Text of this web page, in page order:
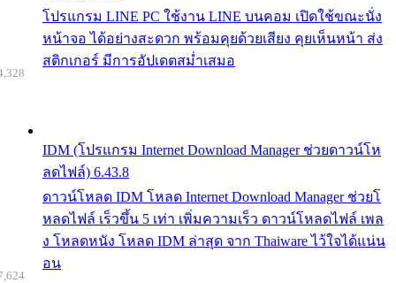
โปรแกรม LINE PC ใช้งาน LINE บนคอม เปิดใช้ขณะนั่ง
หน้าจอ ได้อย่างสะดวก พร้อมคุยด้วยเสียง คุยเห็นหน้า ส่ง
สติกเกอร์ มีการอัปเดตสม่ำเสมอ
IDM (โปรแกรม Internet Download Manager ช่วยดาวน์โห
ลดไฟล์) 6.43.8
ดาวน์โหลด IDM โหลด Internet Download Manager ช่วยโ
หลดไฟล์ เร็วขึ้น 5 เท่า เพิ่มความเร็ว ดาวน์โหลดไฟล์ เพล
ง โหลดหนัง โหลด IDM ล่าสุด จาก Thaiware ไว้ใจได้แน่น
อน